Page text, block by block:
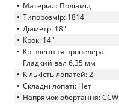
Матеріал: Поліамід
Типорозмір: 1814 "
Діаметр: 18"
Крок: 14 "
Кріпленння пропелера:
Гладкий вал 6,35 мм
Кількість лопатей: 2
Складні лопаті: Нет
Напрямок обертання: CCW